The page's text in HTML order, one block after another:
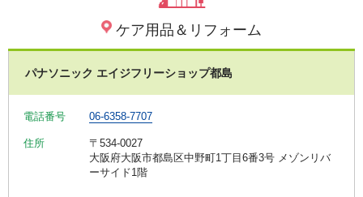
ケア用品＆リフォーム
パナソニック エイジフリーショップ都島
電話番号 06-6358-7707
住所
〒534-0027
大阪府大阪市都島区中野町1丁目6番3号 メゾンリバ
ーサイド1階